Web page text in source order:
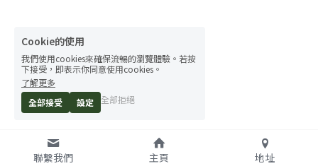
聯繫我們 主頁 地址
Cookie的使用
我們使用cookies來確保流暢的瀏覽體驗。若按
下接受，即表示你同意使用cookies。
了解更多
全部接受
設定 全部拒絕